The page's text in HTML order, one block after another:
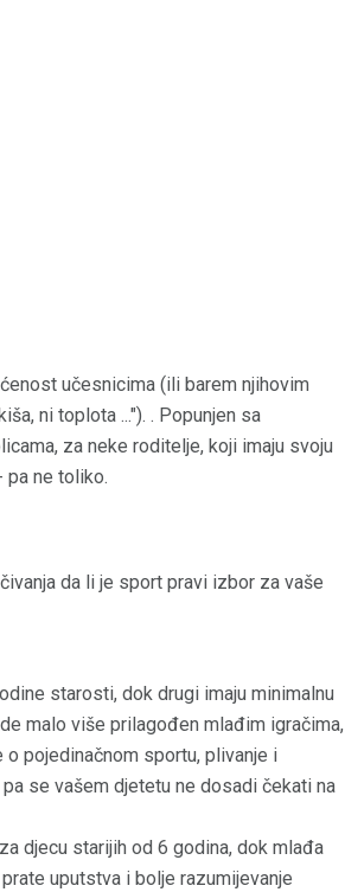
učesnicima (ili barem njihovim
ni toplota ..."). . Popunjen sa
za neke roditelje, koji imaju svoju
pa ne toliko.
da li je sport pravi izbor za vaše
starosti, dok drugi imaju minimalnu
malo više prilagođen mlađim igračima,
pojedinačnom sportu, plivanje i
se vašem djetetu ne dosadi čekati na
djecu starijih od 6 godina, dok mlađa
uputstva i bolje razumijevanje